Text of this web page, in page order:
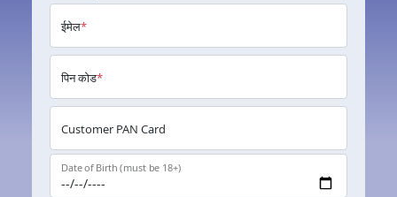
ईमेल*
पिन कोड*
Customer PAN Card
Date of Birth (must be 18+)